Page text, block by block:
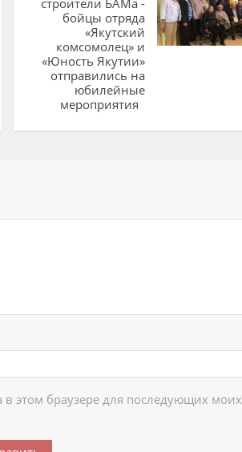
бойцы отряда
«Якутский
комсомолец» и
«Юность Якутии»
отправились на
юбилейные
мероприятия
этом браузере для последующих моих